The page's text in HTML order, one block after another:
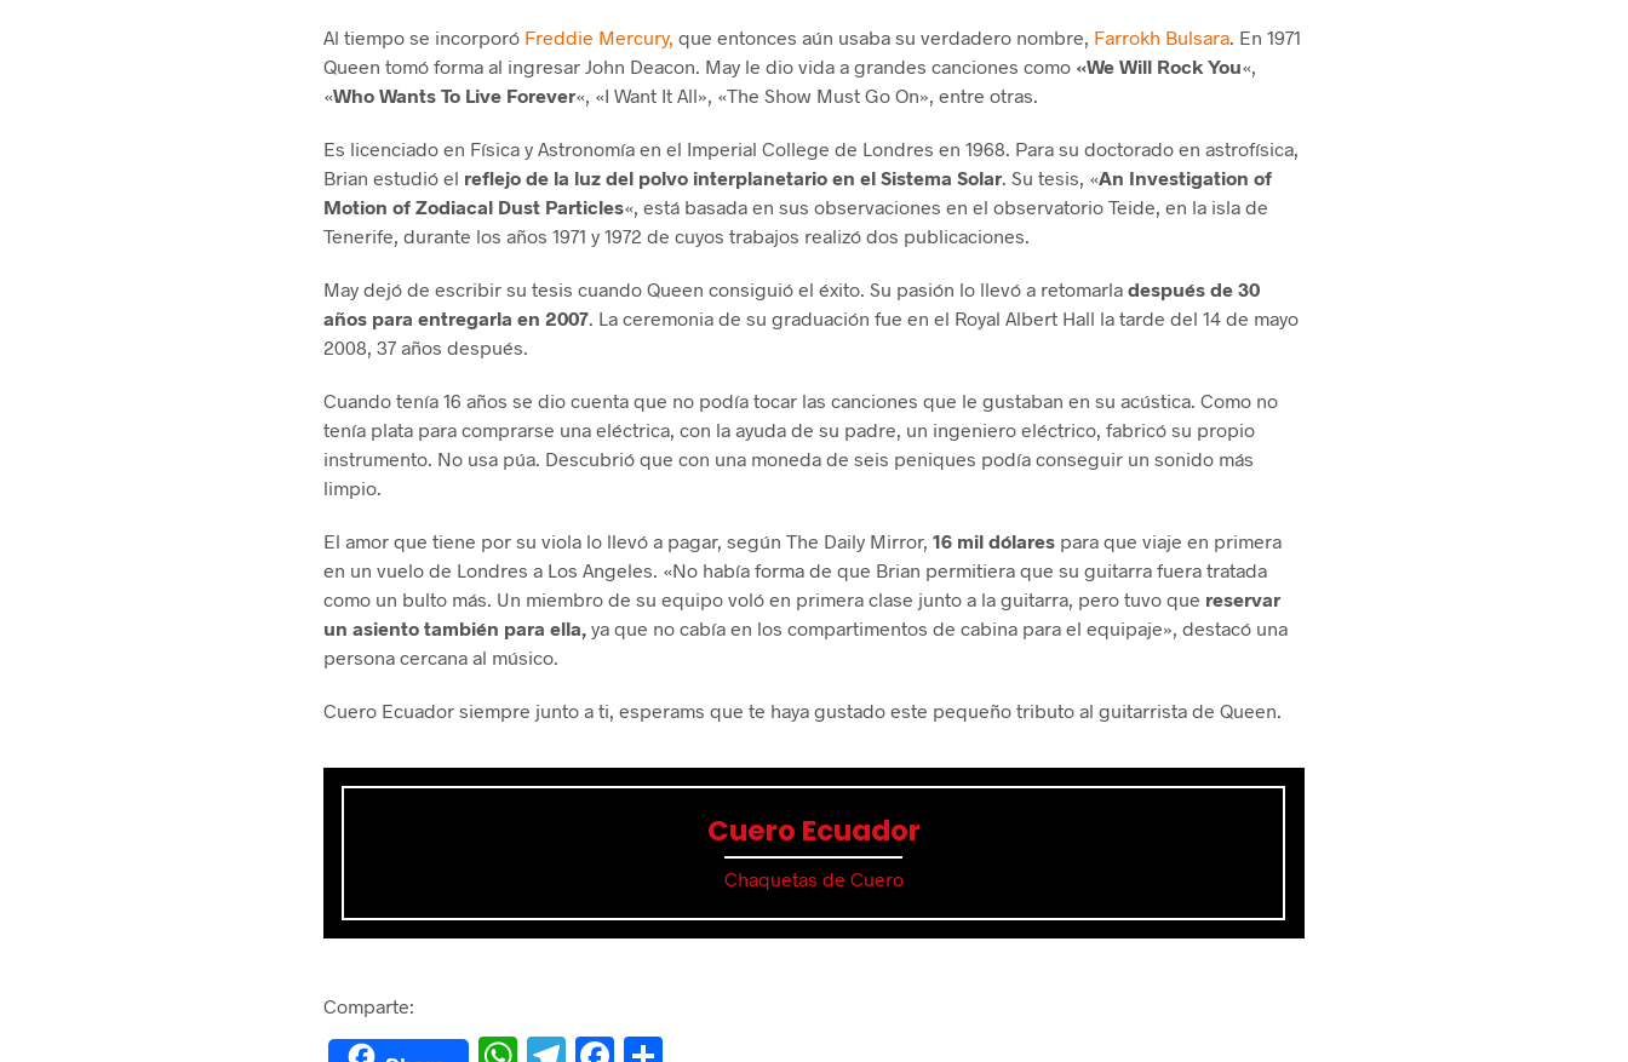
Al tiempo se incorporó Freddie Mercury, que entonces aún usaba su verdadero nombre, Farrokh Bulsara . En 1971
Queen tomó forma al ingresar John Deacon. May le dio vida a grandes canciones como «We Will Rock You«,
«Who Wants To Live Forever«, «I Want It All», «The Show Must Go On», entre otras.
Es licenciado en Física y Astronomía en el Imperial College de Londres en 1968. Para su doctorado en astrofísica,
Brian estudió el reflejo de la luz del polvo interplanetario en el Sistema Solar . Su tesis, «An Investigation of
Motion of Zodiacal Dust Particles«, está basada en sus observaciones en el observatorio Teide, en la isla de
Tenerife, durante los años 1971 y 1972 de cuyos trabajos realizó dos publicaciones.
May dejó de escribir su tesis cuando Queen consiguió el éxito. Su pasión lo llevó a retomarladespués de 30
años para entregarla en 2007 . La ceremonia de su graduación fue en el Royal Albert Hall la tarde del 14 de mayo
2008, 37 años después.
Cuando tenía 16 años se dio cuenta que no podía tocar las canciones que le gustaban en su acústica. Como no
tenía plata para comprarse una eléctrica, con la ayuda de su padre, un ingeniero eléctrico, fabricó su propio
instrumento. No usa púa. Descubrió que con una moneda de seis peniques podía conseguir un sonido más
limpio.
El amor que tiene por su viola lo llevó a pagar, según The Daily Mirror,16 mil dólares para que viaje en primera
en un vuelo de Londres a Los Angeles. «No había forma de que Brian permitiera que su guitarra fuera tratada
como un bulto más. Un miembro de su equipo voló en primera clase junto a la guitarra, pero tuvo que reservar
un asiento también para ella, ya que no cabía en los compartimentos de cabina para el equipaje», destacó una
persona cercana al músico.
Cuero Ecuador siempre junto a ti, esperams que te haya gustado este pequeño tributo al guitarrista de Queen.
Cuero Ecuador
Chaquetas de Cuero
Comparte: